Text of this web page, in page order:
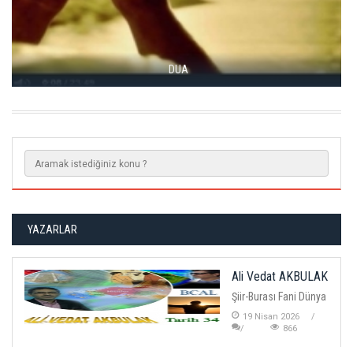
DUA
YAZARLAR
Ali Vedat AKBULAK
Şiir-Burası Fani Dünya
19 Nisan 2026
866